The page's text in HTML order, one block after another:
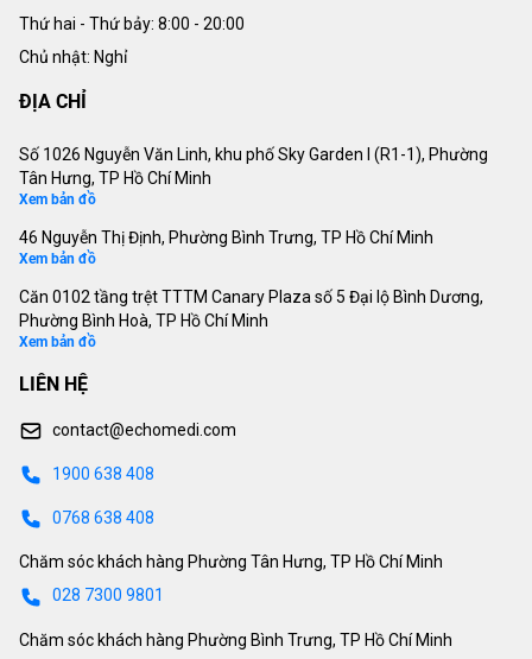
Thứ hai - Thứ bảy: 8:00 - 20:00
Chủ nhật: Nghỉ
ĐỊA CHỈ
Số 1026 Nguyễn Văn Linh, khu phố Sky Garden I (R1-1), Phường
Tân Hưng, TP Hồ Chí Minh
Xem bản đồ
46 Nguyễn Thị Định, Phường Bình Trưng, TP Hồ Chí Minh
Xem bản đồ
Căn 0102 tầng trệt TTTM Canary Plaza số 5 Đại lộ Bình Dương,
Phường Bình Hoà, TP Hồ Chí Minh
Xem bản đồ
LIÊN HỆ
contact@echomedi.com
1900 638 408
0768 638 408
Chăm sóc khách hàng Phường Tân Hưng, TP Hồ Chí Minh
028 7300 9801
Chăm sóc khách hàng Phường Bình Trưng, TP Hồ Chí Minh